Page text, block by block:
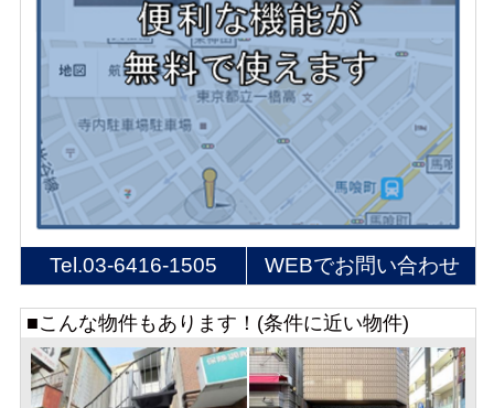
Tel.03-6416-1505 WEBでお問い合わせ
■こんな物件もあります！(条件に近い物件)